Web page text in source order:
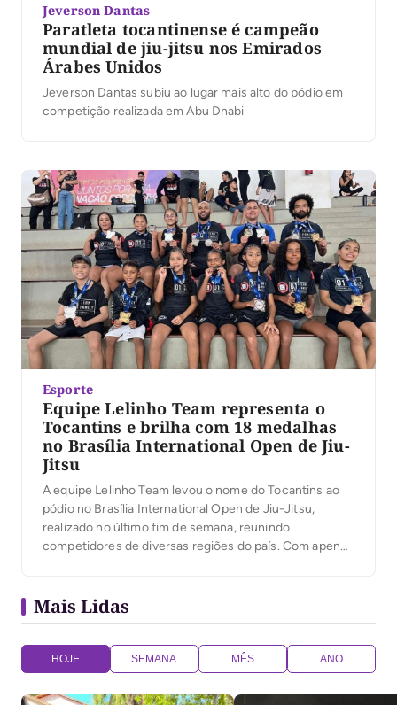
Jeverson Dantas
Paratleta tocantinense é campeão
mundial de jiu-jitsu nos Emirados
Árabes Unidos
Jeverson Dantas subiu ao lugar mais alto do pódio em
competição realizada em Abu Dhabi
Esporte
Equipe Lelinho Team representa o
Tocantins e brilha com 18 medalhas
no Brasília International Open de Jiu-
Jitsu
A equipe Lelinho Team levou o nome do Tocantins ao
pódio no Brasília International Open de Jiu-Jitsu,
realizado no último fim de semana, reunindo
competidores de diversas regiões do país. Com apenas
competição. O professor e atleta Wesley Rodrigues
(Lelinho), […]
Mais Lidas
HOJE SEMANA MÊS ANO